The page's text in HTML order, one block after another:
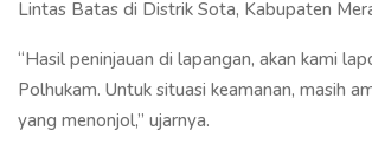
Lintas Batas di Distrik Sota, Kabupaten
“Hasil peninjauan di lapangan, akan kami
Polhukam. Untuk situasi keamanan, masih
yang menonjol,” ujarnya.